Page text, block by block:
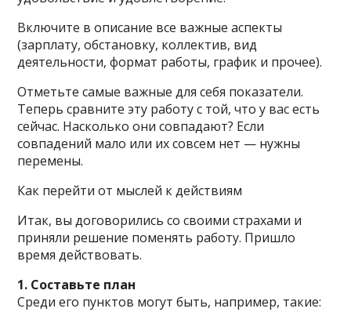
Включите в описание все важные аспекты
(зарплату, обстановку, коллектив, вид
деятельности, формат работы, график и прочее).
Отметьте самые важные для себя показатели.
Теперь сравните эту работу с той, что у вас есть
сейчас. Насколько они совпадают? Если
совпадений мало или их совсем нет — нужны
перемены.
Как перейти от мыслей к действиям
Итак, вы договорились со своими страхами и
приняли решение поменять работу. Пришло
время действовать.
1. Составьте план
Среди его пунктов могут быть, например, такие: